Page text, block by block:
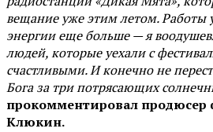
вещание уже этим летом. Работы
энергии еще больше — я
людей, которые уехали с
счастливыми. И конечно не
Бога за три потрясающих
прокомментировал продюсер
Клюкин.